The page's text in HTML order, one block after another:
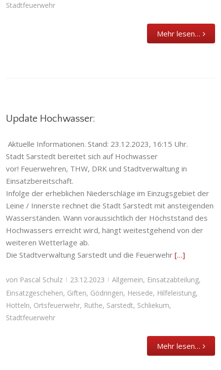
Stadtfeuerwehr
Mehr lesen…
Update Hochwasser:
Aktuelle Informationen. Stand: 23.12.2023, 16:15 Uhr.
Stadt Sarstedt bereitet sich auf Hochwasser
vor! Feuerwehren, THW, DRK und Stadtverwaltung in
Einsatzbereitschaft.
Infolge der erheblichen Niederschläge im Einzugsgebiet der
Leine / Innerste rechnet die Stadt Sarstedt mit ansteigenden
Wasserständen. Wann voraussichtlich der Höchststand des
Hochwassers erreicht wird, hängt weitestgehend von der
weiteren Wetterlage ab.
Die Stadtverwaltung Sarstedt und die Feuerwehr […]
von Pascal Schulz | 23.12.2023 | Allgemein, Einsatzabteilung,
Einsatzgeschehen, Giften, Gödringen, Heisede, Hilfeleistung,
Hotteln, Ortsfeuerwehr, Ruthe, Sarstedt, Schliekum,
Stadtfeuerwehr
Mehr lesen…